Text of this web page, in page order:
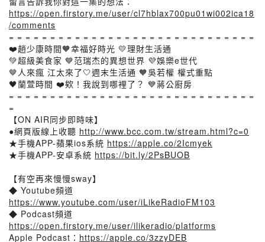
https://open.firstory.me/user/cl7hblax700pu01wi002ica18
/comments
= = = = = = = = = = = = = = = = = = = = = = = = = = = = = =
❤️趙少康時間🧡幸福好時光 💛理財生活通
💚超級美食家 💙范瑞杰的異想世界 💜娛樂e世代
🤎人來瘋 江太來了🤍週末生活通 🧡吳若權 權式重點
🖤蘭萱時間 ❤️欸！我說到哪裡了？ 💙蔣公廚房
= = = = = = = = = = = = = = = = = = = = = = = = = = = = = =
=
【ON AIR同步即時味】
●網頁版線上收聽 http://www.bcc.com.tw/stream.html?c=0
★手機APP-蘋果ios系統 https://apple.co/2Icmyek
★手機APP-安卓系統 https://bit.ly/2PsBUOB
【有空再來慢慢sway】
◆ Youtube頻道
https://www.youtube.com/user/iLikeRadioFM103
◆ Podcast頻道
https://open.firstory.me/user/ilikeradio/platforms
Apple Podcast： https://apple.co/3zzyDEB